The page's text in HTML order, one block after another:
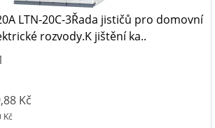
LTN-20C-3Řada jističů pro domovní
rozvody.K jištění ka..
Kč
Kč